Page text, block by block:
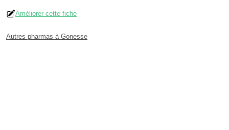
Améliorer cette fiche
Autres pharmas à Gonesse